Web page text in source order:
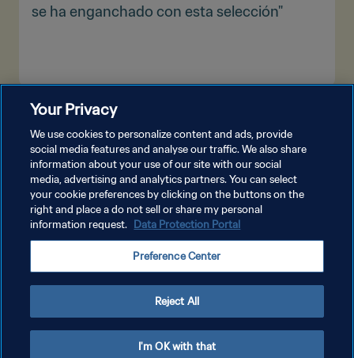
se ha enganchado con esta selección"
POLÍTICA DE PRIVACIDAD
AJUSTAR LA CONFIGURACIÓN DE LAS COOKIES
Copyright © 1994 - 2026 FIFA. Todos los derechos reservados.
Your Privacy
We use cookies to personalize content and ads, provide
social media features and analyse our traffic. We also share
information about your use of our site with our social
media, advertising and analytics partners. You can select
your cookie preferences by clicking on the buttons on the
right and place a do not sell or share my personal
information request. Data Protection Portal
Preference Center
Reject All
I'm OK with that